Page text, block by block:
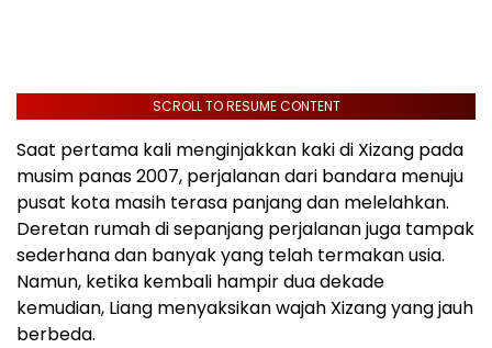
SCROLL TO RESUME CONTENT
Saat pertama kali menginjakkan kaki di Xizang pada
musim panas 2007, perjalanan dari bandara menuju
pusat kota masih terasa panjang dan melelahkan.
Deretan rumah di sepanjang perjalanan juga tampak
sederhana dan banyak yang telah termakan usia.
Namun, ketika kembali hampir dua dekade
kemudian, Liang menyaksikan wajah Xizang yang jauh
berbeda.